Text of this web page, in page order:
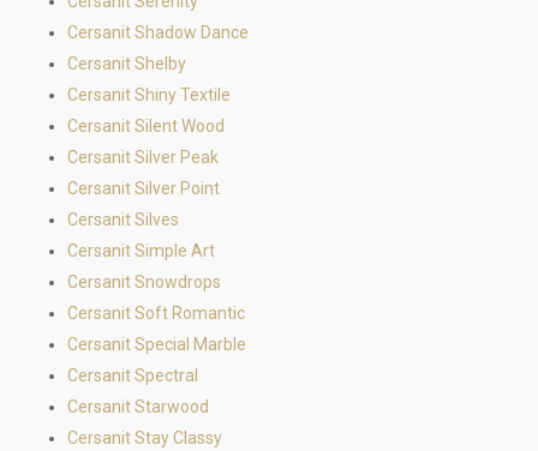
Cersanit Shadow Dance
Cersanit Shelby
Cersanit Shiny Textile
Cersanit Silent Wood
Cersanit Silver Peak
Cersanit Silver Point
Cersanit Silves
Cersanit Simple Art
Cersanit Snowdrops
Cersanit Soft Romantic
Cersanit Special Marble
Cersanit Spectral
Cersanit Starwood
Cersanit Stay Classy